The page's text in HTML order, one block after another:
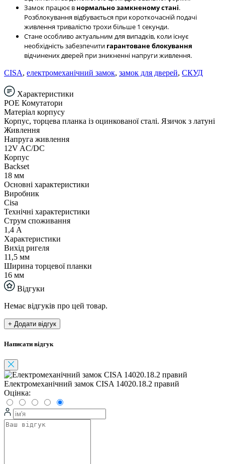
Замок працює в нормально замкненому стані.
Розблокування відбувається при короткочасній подачі
живлення тривалістю трохи більше 1 секунди.
Стане особливо актуальним для випадків, коли існує
необхідність забезпечити гарантоване блокування
відчинених дверей при зникненні напруги живлення.
CISA, електромеханічний замок, замок для дверей, СКУД
Характеристики
POE Комутатори
Матеріал корпусу
Корпус, торцева планка із оцинкованої сталі. Язичок з латуні
Живлення
Напруга живлення
12V AC/DC
Корпус
Backset
18 мм
Основні характеристики
Виробник
Cisa
Технічні характеристики
Струм споживання
1,4 А
Характеристики
Вихід ригеля
11,5 мм
Ширина торцевої планки
16 мм
Відгуки
Немає відгуків про цей товар.
+ Додати відгук
Написати відгук
Електромеханічний замок CISA 14020.18.2 правий
Оцінка: